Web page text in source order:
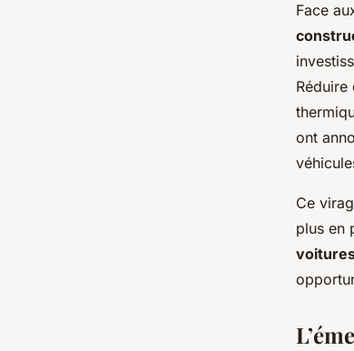
Face
ont
Ce
plus en